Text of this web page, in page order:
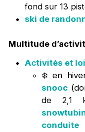
fond sur 13
ski de
Multitude
Activités et
❄️ en
snooc
de 2,1
conduite